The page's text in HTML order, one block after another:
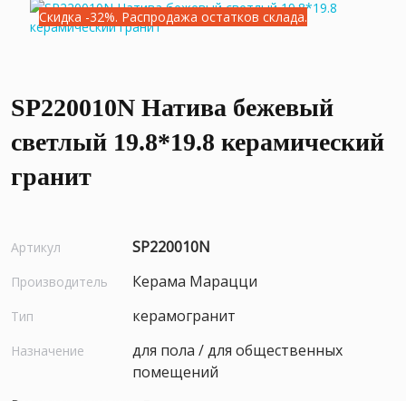
Скидка -32%. Распродажа остатков склада.
SP220010N Натива бежевый
светлый 19.8*19.8 керамический
гранит
Артикул SP220010N
Производитель Керама Марацци
Тип керамогранит
Назначение
для пола / для общественных
помещений